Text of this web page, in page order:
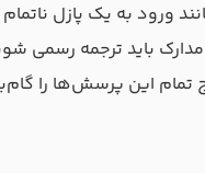
ورود به یک پازل
باید ترجمه رسمی
تمام این پرسش‌ها را